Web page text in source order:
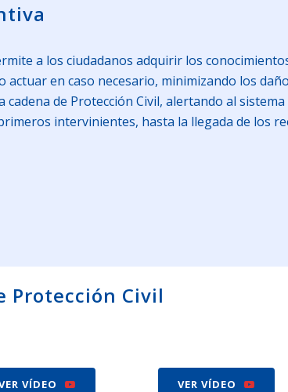
a los ciudadanos adquirir los
actuar en caso necesario, minimizando los
de Protección Civil, alertando al
intervinientes, hasta la llegada de los
Protección Civil
VÍDEO VER VÍDEO